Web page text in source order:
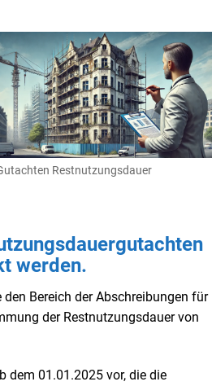
Restnutzungsdauer
werden.
Bereich der Abschreibungen für
der Restnutzungsdauer von
dem 01.01.2025 vor, die die